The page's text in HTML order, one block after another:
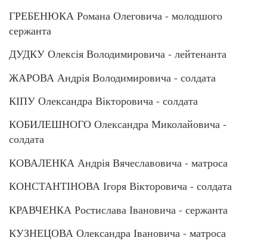
ГРЕБЕНЮКА Романа Олеговича - молодшого
сержанта
ДУДКУ Олексія Володимировича - лейтенанта
ЖАРОВА Андрія Володимировича - солдата
КІПУ Олександра Вікторовича - солдата
КОБИЛЕШНОГО Олександра Миколайовича -
солдата
КОВАЛЕНКА Андрія Вячеславовича - матроса
КОНСТАНТІНОВА Ігоря Вікторовича - солдата
КРАВЧЕНКА Ростислава Івановича - сержанта
КУЗНЕЦОВА Олександра Івановича - матроса